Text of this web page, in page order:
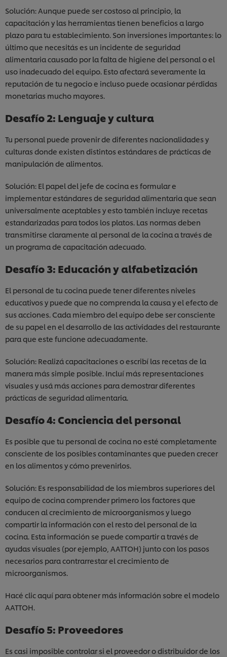
Solución: Aunque puede ser costoso al principio, la
capacitación y las herramientas tienen beneficios a largo
plazo para tu establecimiento. Son inversiones importantes: lo
último que necesitás es un incidente de seguridad
alimentaria causado por la falta de higiene del personal o el
uso inadecuado del equipo. Esto afectará severamente la
reputación de tu negocio e incluso puede ocasionar pérdidas
monetarias mucho mayores.
Desafío 2: Lenguaje y cultura
Tu personal puede provenir de diferentes nacionalidades y
culturas donde existen distintos estándares de prácticas de
manipulación de alimentos.
Solución: El papel del jefe de cocina es formular e
implementar estándares de seguridad alimentaria que sean
universalmente aceptables y esto también incluye recetas
estandarizadas para todos los platos. Las normas deben
transmitirse claramente al personal de la cocina a través de
un programa de capacitación adecuado.
Desafío 3: Educación y alfabetización
El personal de tu cocina puede tener diferentes niveles
educativos y puede que no comprenda la causa y el efecto de
sus acciones. Cada miembro del equipo debe ser consciente
de su papel en el desarrollo de las actividades del restaurante
para que este funcione adecuadamente.
Solución: Realizá capacitaciones o escribí las recetas de la
manera más simple posible. Incluí más representaciones
visuales y usá más acciones para demostrar diferentes
prácticas de seguridad alimentaria.
Desafío 4: Conciencia del personal
Es posible que tu personal de cocina no esté completamente
consciente de los posibles contaminantes que pueden crecer
en los alimentos y cómo prevenirlos.
Solución: Es responsabilidad de los miembros superiores del
equipo de cocina comprender primero los factores que
conducen al crecimiento de microorganismos y luego
compartir la información con el resto del personal de la
cocina. Esta información se puede compartir a través de
ayudas visuales (por ejemplo, AATTOH) junto con los pasos
necesarios para contrarrestar el crecimiento de
microorganismos.
Hacé clic aquí para obtener más información sobre el modelo
AATTOH.
Desafío 5: Proveedores
Es casi imposible controlar si el proveedor o distribuidor de los
Las cookies te permiten disfrutar de ciertas
compra online), compartir contenidos en redes